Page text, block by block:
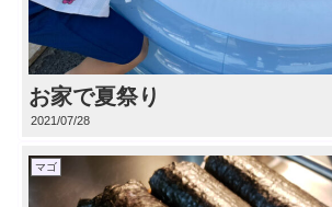
お家で夏祭り
2021/07/28
マゴ